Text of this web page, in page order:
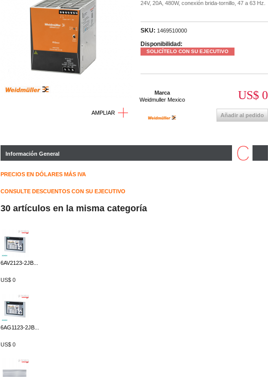
AMPLIAR
24V, 20A, 480W, conexión brida-tornillo, 47 a 63 Hz.
SKU: 1469510000
Disponibilidad:
SOLICÍTELO CON SU EJECUTIVO
US$ 0
Añadir al pedido
Marca
Weidmuller Mexico
Información General
PRECIOS EN DÓLARES MÁS IVA
CONSULTE DESCUENTOS CON SU EJECUTIVO
30 artículos en la misma categoría
6AV2123-2JB...
US$ 0
6AG1123-2JB...
US$ 0